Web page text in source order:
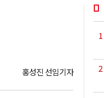
홍성진 선임기자
1
2